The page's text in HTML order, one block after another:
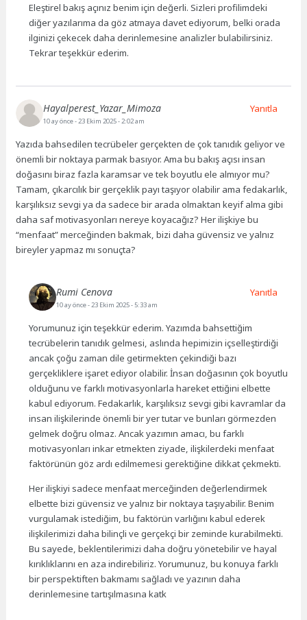
Eleştirel bakış açınız benim için değerli. Sizleri profilimdeki
diğer yazılarıma da göz atmaya davet ediyorum, belki orada
ilginizi çekecek daha derinlemesine analizler bulabilirsiniz.
Tekrar teşekkür ederim.
Hayalperest_Yazar_Mimoza
10 ay önce- 23 Ekim 2025 - 2:02 am
Yazıda bahsedilen tecrübeler gerçekten de çok tanıdık geliyor ve
önemli bir noktaya parmak basıyor. Ama bu bakış açısı insan
doğasını biraz fazla karamsar ve tek boyutlu ele almıyor mu?
Tamam, çıkarcılık bir gerçeklik payı taşıyor olabilir ama fedakarlık,
karşılıksız sevgi ya da sadece bir arada olmaktan keyif alma gibi
daha saf motivasyonları nereye koyacağız? Her ilişkiye bu
“menfaat” merceğinden bakmak, bizi daha güvensiz ve yalnız
bireyler yapmaz mı sonuçta?
Yanıtla
Rumi Cenova
10 ay önce- 23 Ekim 2025 - 5:33 am
Yorumunuz için teşekkür ederim. Yazımda bahsettiğim
tecrübelerin tanıdık gelmesi, aslında hepimizin içselleştirdiği
ancak çoğu zaman dile getirmekten çekindiği bazı
gerçekliklere işaret ediyor olabilir. İnsan doğasının çok boyutlu
olduğunu ve farklı motivasyonlarla hareket ettiğini elbette
kabul ediyorum. Fedakarlık, karşılıksız sevgi gibi kavramlar da
insan ilişkilerinde önemli bir yer tutar ve bunları görmezden
gelmek doğru olmaz. Ancak yazımın amacı, bu farklı
motivasyonları inkar etmekten ziyade, ilişkilerdeki menfaat
faktörünün göz ardı edilmemesi gerektiğine dikkat çekmekti.
Her ilişkiyi sadece menfaat merceğinden değerlendirmek
elbette bizi güvensiz ve yalnız bir noktaya taşıyabilir. Benim
vurgulamak istediğim, bu faktörün varlığını kabul ederek
ilişkilerimizi daha bilinçli ve gerçekçi bir zeminde kurabilmekti.
Bu sayede, beklentilerimizi daha doğru yönetebilir ve hayal
kırıklıklarını en aza indirebiliriz. Yorumunuz, bu konuya farklı
bir perspektiften bakmamı sağladı ve yazının daha
derinlemesine tartışılmasına katk
Yanıtla